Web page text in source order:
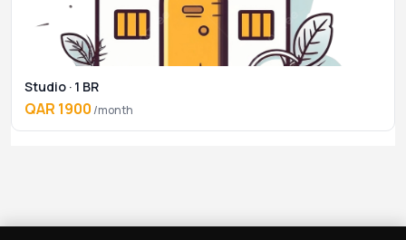
Studio · 1 BR
QAR 1900 /month